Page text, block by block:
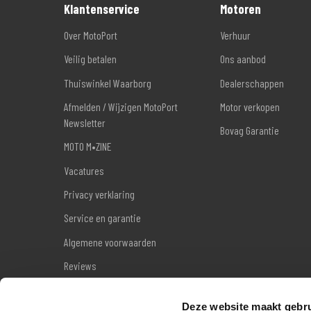
Deze website maakt
Klantenservice
Over MotoPort
Veilig betalen
Thuiswinkel Waarborg
Afmelden / Wijzigen MotoPort
Newsletter
MOTO M•ZINE
Vacatures
Privacy verklaring
Service en garantie
Algemene voorwaarden
Reviews
Motoren
Verhuur
Ons aanbod
Dealerschappen
Motor verkopen
Bovag Garantie